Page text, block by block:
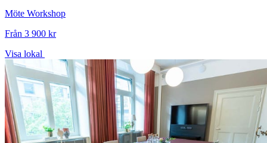
Möte Workshop
Från 3 900 kr
Visa lokal